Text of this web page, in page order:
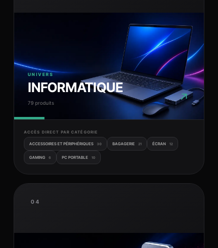
UNIVERS
INFORMATIQUE
79 produits ↗
ACCÈS DIRECT PAR CATÉGORIE
ACCESSOIRES ET PÉRIPHÉRIQUES 30 BAGAGERIE 21 ÉCRAN 12
GAMING 6 PC PORTABLE 10
04